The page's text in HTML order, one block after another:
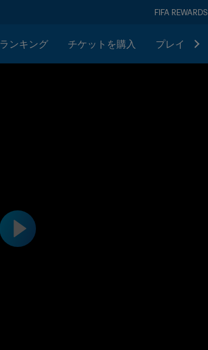
FIFA REWARDS
ランキング チケットを購入 プレイ